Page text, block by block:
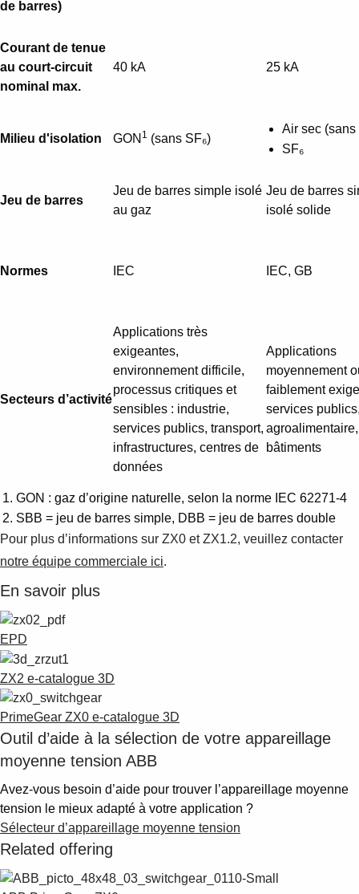
de barres)
Courant de tenue
au court-circuit
nominal max.
40 kA 25 kA
Milieu d'isolation GON 1 (sans SF₆)
Air sec (sans
SF₆
Jeu de barres
Jeu de barres simple isolé
au gaz
Jeu de barres
isolé solide
Normes IEC IEC, GB
Secteurs d’activité
Applications très
exigeantes,
environnement difficile,
processus critiques et
sensibles : industrie,
services publics, transport,
infrastructures, centres de
données
Applications
moyennement
faiblement
services
agroalimentaire,
bâtiments
GON : gaz d’origine naturelle, selon la norme IEC 62271-4
SBB = jeu de barres simple, DBB = jeu de barres double
Pour plus d’informations sur ZX0 et ZX1.2, veuillez contacter
notre équipe commerciale ici.
En savoir plus
EPD
ZX2 e-catalogue 3D
PrimeGear ZX0 e-catalogue 3D
Outil d’aide à la sélection de votre appareillage
moyenne tension ABB
Avez-vous besoin d’aide pour trouver l’appareillage moyenne
tension le mieux adapté à votre application ?
Sélecteur d’appareillage moyenne tension
Related offering